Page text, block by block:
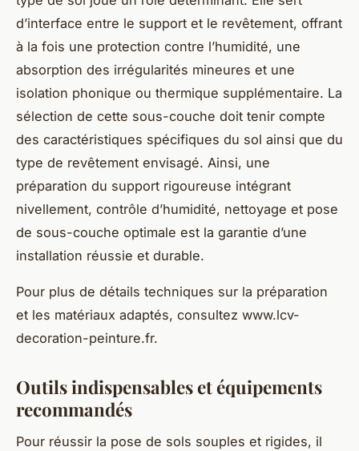
d’interface entre le support et le revêtement, offrant
à la fois une protection contre l’humidité, une
absorption des irrégularités mineures et une
isolation phonique ou thermique supplémentaire. La
sélection de cette sous-couche doit tenir compte
des caractéristiques spécifiques du sol ainsi que du
type de revêtement envisagé. Ainsi, une
préparation du support rigoureuse intégrant
nivellement, contrôle d’humidité, nettoyage et pose
de sous-couche optimale est la garantie d’une
installation réussie et durable.
Pour plus de détails techniques sur la préparation
et les matériaux adaptés, consultez www.lcv-
decoration-peinture.fr.
Outils indispensables et équipements
recommandés
Pour réussir la pose de sols souples et rigides, il